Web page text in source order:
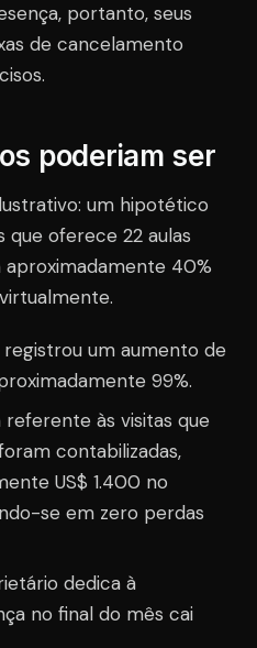
portanto, seus
de cancelamento
poderiam ser
um hipotético
oferece 22 aulas
40%
um aumento de
99%.
às visitas que
contabilizadas,
US$ 1.400 no
se em zero perdas
dedica à
no final do mês cai